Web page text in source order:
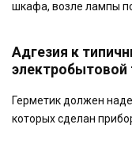
шкафа, возле лампы
Адгезия к
электробытовой
Герметик должен
которых сделан